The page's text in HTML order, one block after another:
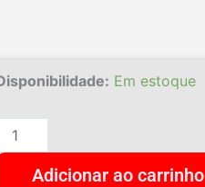
Em estoque
Extra
quantidade
Adicionar ao carrinho